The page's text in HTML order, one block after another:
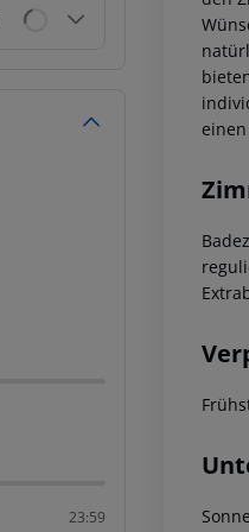
23:59